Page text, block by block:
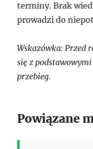
terminy. Brak
prowadzi do
Wskazówka: Przed
się z
przebieg.
Powiązane